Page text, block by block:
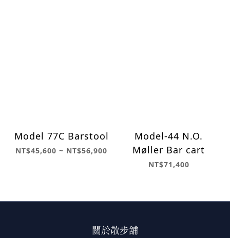
Model 77C Barstool
NT$45,600 ~ NT$56,900
Model-44 N.O.
Møller Bar cart
NT$71,400
關於散步舖